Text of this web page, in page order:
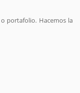
portafolio. Hacemos la